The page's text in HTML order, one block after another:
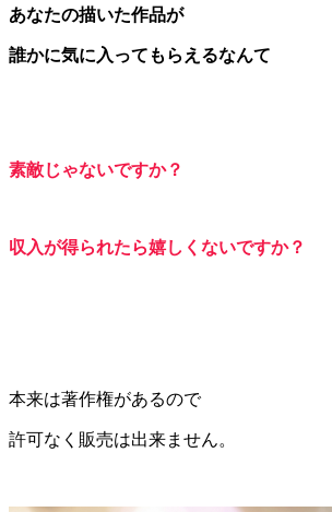
あなたの描いた作品が
誰かに気に入ってもらえるなんて
素敵じゃないですか？
収入が得られたら嬉しくないですか？
本来は著作権があるので
許可なく販売は出来ません。